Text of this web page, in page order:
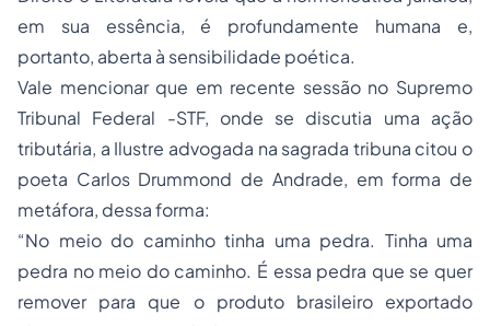
em sua essência, é profundamente humana e,
portanto, aberta à sensibilidade poética.
Vale mencionar que em recente sessão no Supremo
Tribunal Federal -STF, onde se discutia uma ação
tributária, a Ilustre advogada na sagrada tribuna citou o
poeta Carlos Drummond de Andrade, em forma de
metáfora, dessa forma:
“No meio do caminho tinha uma pedra. Tinha uma
pedra no meio do caminho. É essa pedra que se quer
remover para que o produto brasileiro exportado